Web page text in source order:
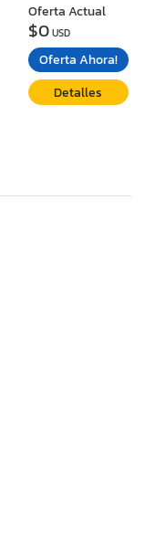
Oferta Actual
$0USD
Oferta Ahora!
Detalles